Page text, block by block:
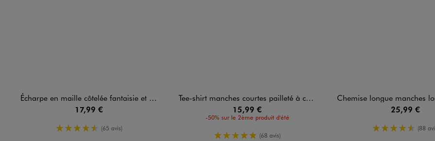
Écharpe en maille côtelée fantaisie et chinée femme
17,99 €
4.5/5 de moyenne
(65 avis)
Tee-shirt manches courtes pailleté à col V femme grande taille
15,99 €
-50% sur le 2ème produit d'été
5/5 de moyenne
(68 avis)
Chemise longue manches longues à rayures
25,99 €
4.5/5 de(88